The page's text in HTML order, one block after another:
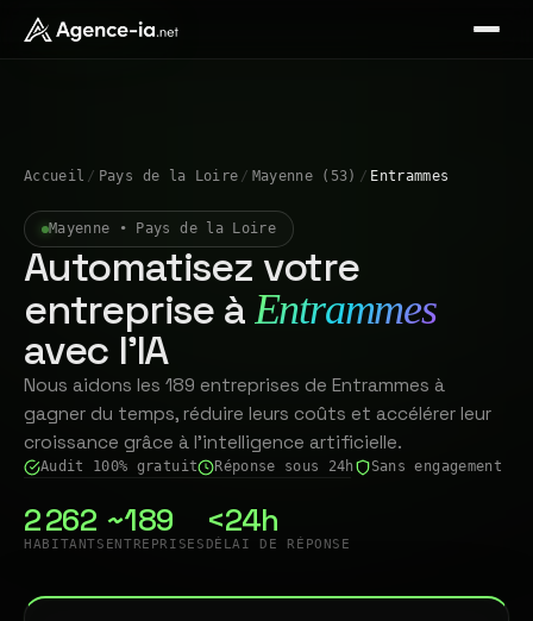
Accueil / Pays de la Loire / Mayenne (53) / Entrammes
Mayenne • Pays de la Loire
Automatisez votre
entreprise à Entrammes
avec l'IA
Nous aidons les 189 entreprises de Entrammes à
gagner du temps, réduire leurs coûts et accélérer leur
croissance grâce à l'intelligence artificielle.
Audit 100% gratuit Réponse sous 24h Sans engagement
2 262
HABITANTS
~189
ENTREPRISES
<24h
DÉLAI DE RÉPONSE